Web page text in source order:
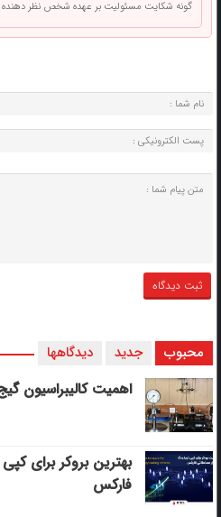
گونه شکایت مسئولیت بر عهده شخص نظر دهنده
محبوب جدید دیدگاهها
اهمیت کالیبراسیون
بهترین بروکر برای کپی‌
فارکس